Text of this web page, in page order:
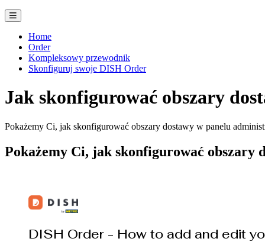
Home
Order
Kompleksowy przewodnik
Skonfiguruj swoje DISH Order
Jak skonfigurować obszary
Pokażemy Ci, jak skonfigurować obszary dostawy w panelu
Pokażemy Ci, jak skonfigurować obszary